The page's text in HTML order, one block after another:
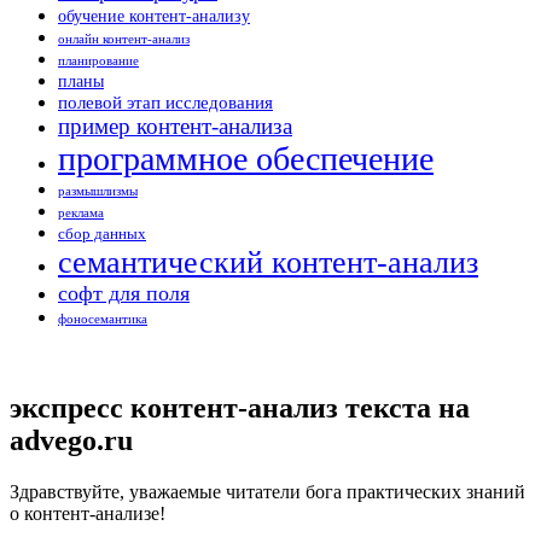
обучение контент-анализу
онлайн контент-анализ
планирование
планы
полевой этап исследования
пример контент-анализа
программное обеспечение
размышлизмы
реклама
сбор данных
семантический контент-анализ
софт для поля
фоносемантика
экспресс контент-анализ текста на
advego.ru
Здравствуйте, уважаемые читатели бога практических знаний
о контент-анализе!